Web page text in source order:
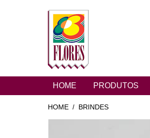
HOME PRODUTOS
HOME / BRINDES